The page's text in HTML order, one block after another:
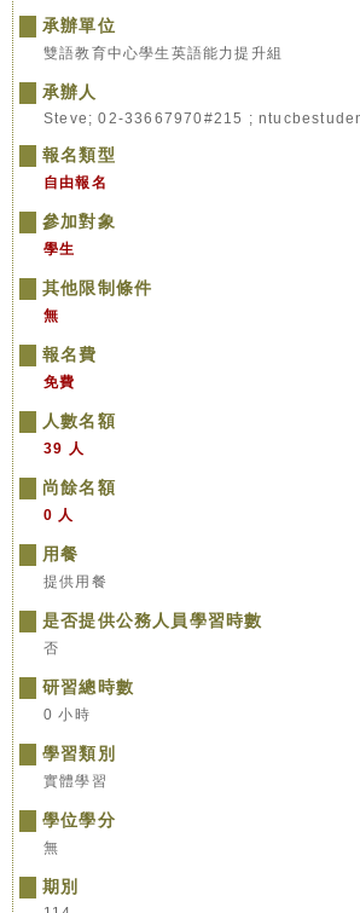
承辦單位
雙語教育中心學生英語能力提升組
承辦人
Steve; 02-33667970#215 ;
報名類型
自由報名
參加對象
學生
其他限制條件
無
報名費
免費
人數名額
39 人
尚餘名額
0 人
用餐
提供用餐
是否提供公務人員學習時數
否
研習總時數
0 小時
學習類別
實體學習
學位學分
無
期別